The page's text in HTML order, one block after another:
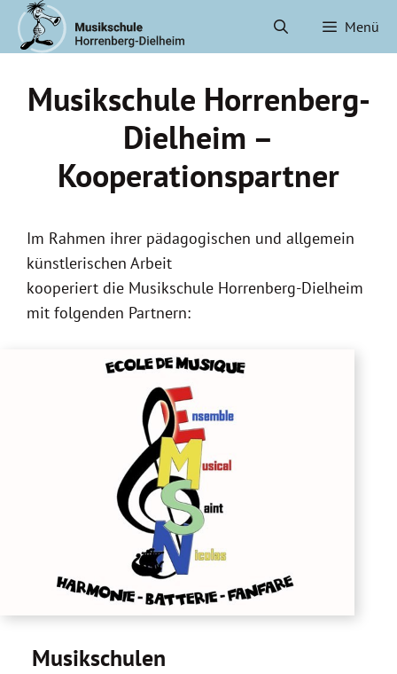
Zum
Inhalt
Menü
Musikschule Horrenberg-
Dielheim –
Kooperationspartner
Im Rahmen ihrer pädagogischen und allgemein
künstlerischen Arbeit
kooperiert die Musikschule Horrenberg-Dielheim
mit folgenden Partnern:
Musikschulen